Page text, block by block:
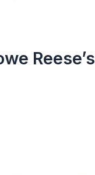
Reese’s